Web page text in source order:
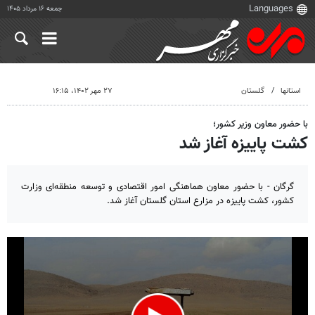
جمعه ۱۶ مرداد ۱۴۰۵
استانها گلستان ۲۷ مهر ۱۴۰۲، ۱۶:۱۵
با حضور معاون وزیر کشور؛
کشت پاییزه آغاز شد
گرگان - با حضور معاون هماهنگی امور اقتصادی و توسعه منطقه‌ای وزارت
کشور، کشت پاییزه در مزارع استان گلستان آغاز شد.